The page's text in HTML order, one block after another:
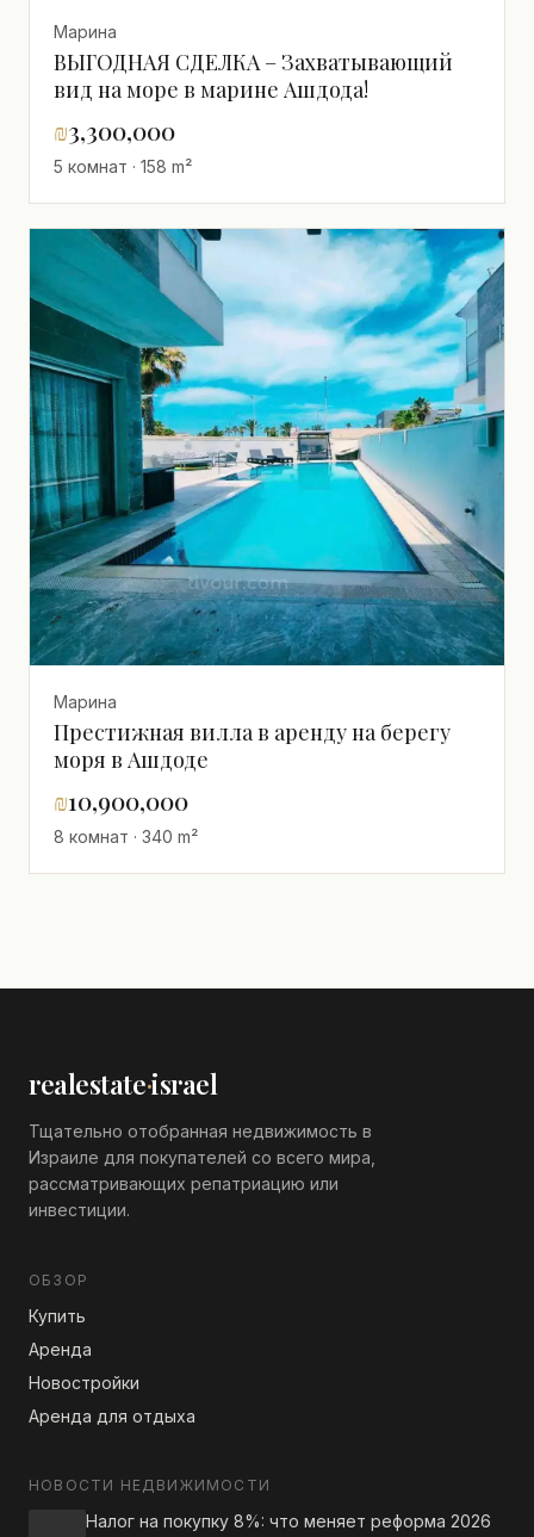
Марина
ВЫГОДНАЯ СДЕЛКА – Захватывающий
вид на море в марине Ашдода!
₪3,300,000
5 комнат · 158 m²
Марина
Престижная вилла в аренду на берегу
моря в Ашдоде
₪10,900,000
8 комнат · 340 m²
realestate·israel
Тщательно отобранная недвижимость в
Израиле для покупателей со всего мира,
рассматривающих репатриацию или
инвестиции.
ОБЗОР
Купить
Аренда
Новостройки
Аренда для отдыха
НОВОСТИ НЕДВИЖИМОСТИ
Налог на покупку 8%: что меняет реформа 2026 года